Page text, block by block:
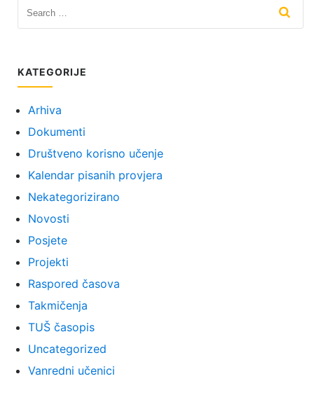
KATEGORIJE
Arhiva
Dokumenti
Društveno korisno učenje
Kalendar pisanih provjera
Nekategorizirano
Novosti
Posjete
Projekti
Raspored časova
Takmičenja
TUŠ časopis
Uncategorized
Vanredni učenici